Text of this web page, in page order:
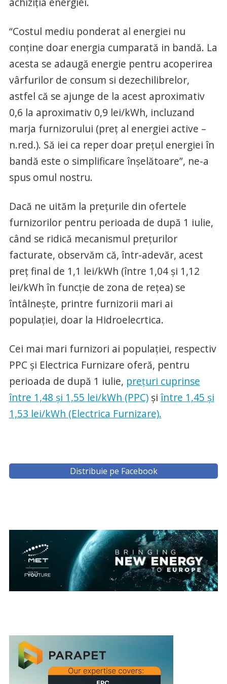
“Costul mediu ponderat al energiei nu
conține doar energia cumparată in bandă. La
acesta se adaugă energie pentru acoperirea
vârfurilor de consum si dezechilibrelor,
astfel că se ajunge de la acest aproximativ
0,6 la aproximativ 0,9 lei/kWh, incluzand
marja furnizorului (preț al energiei active –
n.red.). Să iei ca reper doar prețul energiei în
bandă este o simplificare înșelătoare”, ne-a
spus omul nostru.
Dacă ne uităm la prețurile din ofertele
furnizorilor pentru perioada de după 1 iulie,
când se ridică mecanismul prețurilor
facturate, observăm că, într-adevăr, acest
preț final de 1,1 lei/kWh (între 1,04 și 1,12
lei/kWh în funcție de zona de rețea) se
întâlnește, printre furnizorii mari ai
populației, doar la Hidroelecrtica.
Cei mai mari furnizori ai populației, respectiv
PPC și Electrica Furnizare oferă, pentru
perioada de după 1 iulie, prețuri cuprinse
între 1,48 și 1,55 lei/kWh (PPC)șiîntre 1,45 și
1,53 lei/kWh (Electrica Furnizare).
Distribuie pe Facebook